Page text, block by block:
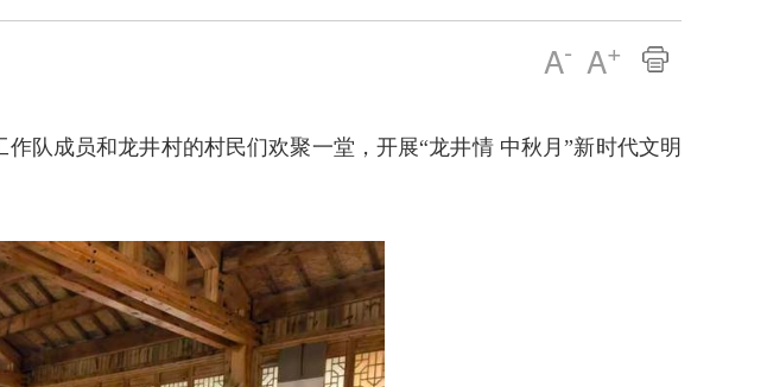
A- A+
队成员和龙井村的村民们欢聚一堂，开展“龙井情 中秋月”新时代文明